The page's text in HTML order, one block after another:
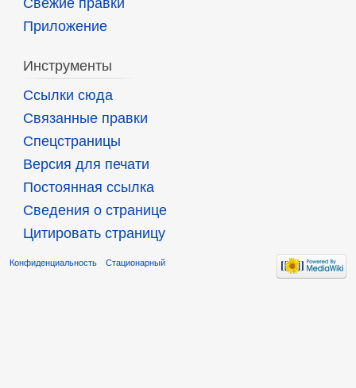
Приложение
Инструменты
Ссылки сюда
Связанные правки
Спецстраницы
Версия для печати
Постоянная ссылка
Сведения о странице
Цитировать страницу
Конфиденциальность Стационарный